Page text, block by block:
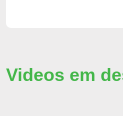
Videos em